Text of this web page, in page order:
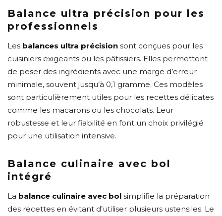
Balance ultra précision pour les
professionnels
Les balances ultra précision sont conçues pour les
cuisiniers exigeants ou les pâtissiers. Elles permettent
de peser des ingrédients avec une marge d’erreur
minimale, souvent jusqu’à 0,1 gramme. Ces modèles
sont particulièrement utiles pour les recettes délicates
comme les macarons ou les chocolats. Leur
robustesse et leur fiabilité en font un choix privilégié
pour une utilisation intensive.
Balance culinaire avec bol
intégré
La balance culinaire avec bol simplifie la préparation
des recettes en évitant d’utiliser plusieurs ustensiles. Le